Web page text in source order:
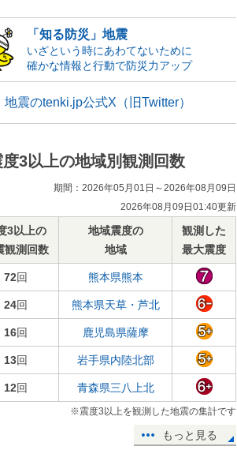
「知る防災」地震
いざという時にあわてないために
確かな情報と行動で防災力アップ
地震のtenki.jp公式X（旧Twitter）
度3以上の地域別観測回数
期間：2026年05月01日～2026年08月09日
2026年08月09日01:40更新
3以上の
観測回数
地域震度の
地域
観測した
最大震度
72回 熊本県熊本
24回 熊本県天草・芦北
16回 鹿児島県薩摩
13回 岩手県内陸北部
12回 青森県三八上北
※震度3以上を観測した地震の集計です
もっと見る